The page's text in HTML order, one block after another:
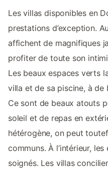
Les villas disponibles en
prestations d’exception.
affichent de magnifiques
profiter de toute son
Les beaux espaces verts
villa et de sa piscine, à de
Ce sont de beaux atouts
soleil et de repas en
hétérogène, on peut
communs. À l’intérieur,
soignés. Les villas